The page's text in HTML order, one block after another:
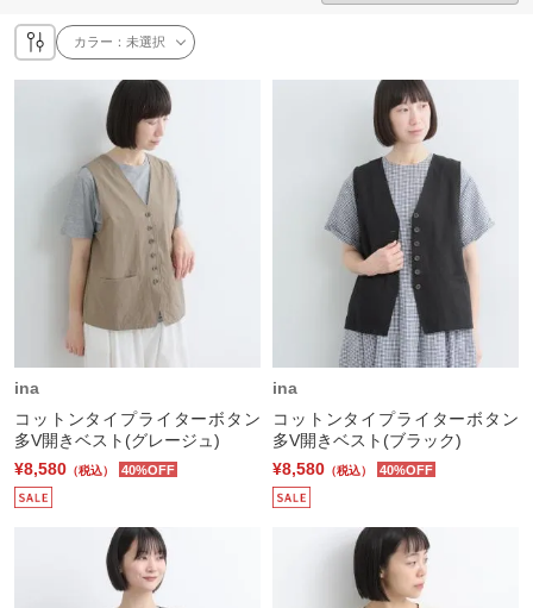
カラー：未選択
ina
コットンタイプライターボタン
多V開きベスト(グレージュ)
¥8,580 （税込） 40%OFF
ina
コットンタイプライターボタン
多V開きベスト(ブラック)
¥8,580 （税込） 40%OFF